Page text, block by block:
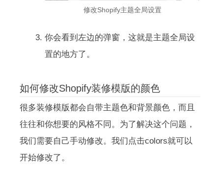
修改Shopify主题全局设置
你会看到左边的弹窗，这就是主题全局设
置的地方了。
如何修改Shopify装修模版的颜色
很多装修模版都会自带主题色和背景颜色，而且
往往和你想要的风格不同。为了解决这个问题，
我们需要自己手动修改。我们点击colors就可以
开始修改了。